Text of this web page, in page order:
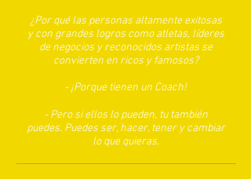
¿Por qué las personas altamente exitosas
y con grandes logros como atletas, líderes
de negocios y reconocidos artistas se
convierten en ricos y famosos?
- ¡Porque tienen un Coach!
- Pero si ellos lo pueden, tu también
puedes. Puedes ser, hacer, tener y cambiar
lo que quieras.